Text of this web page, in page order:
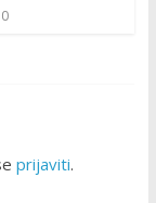
0
prijaviti.